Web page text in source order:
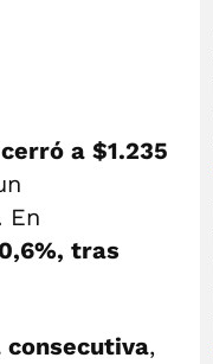
a $1.235
En
tras
consecutiva,